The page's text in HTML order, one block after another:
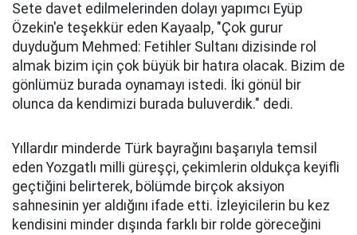
Sete davet edilmelerinden dolayı yapımcı Eyüp
Özekin'e teşekkür eden Kayaalp, "Çok gurur
duyduğum Mehmed: Fetihler Sultanı dizisinde rol
almak bizim için çok büyük bir hatıra olacak. Bizim de
gönlümüz burada oynamayı istedi. İki gönül bir
olunca da kendimizi burada buluverdik." dedi.
Yıllardır minderde Türk bayrağını başarıyla temsil
eden Yozgatlı milli güreşçi, çekimlerin oldukça keyifli
geçtiğini belirterek, bölümde birçok aksiyon
sahnesinin yer aldığını ifade etti. İzleyicilerin bu kez
kendisini minder dışında farklı bir rolde göreceğini